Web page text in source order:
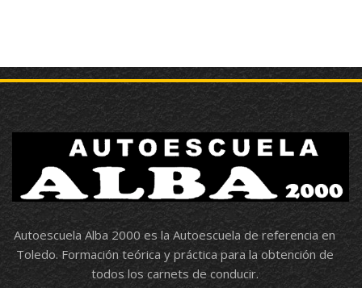
Autoescuela Alba 2000 es la Autoescuela de referencia en
Toledo. Formación teórica y práctica para la obtención de
todos los carnets de conducir.